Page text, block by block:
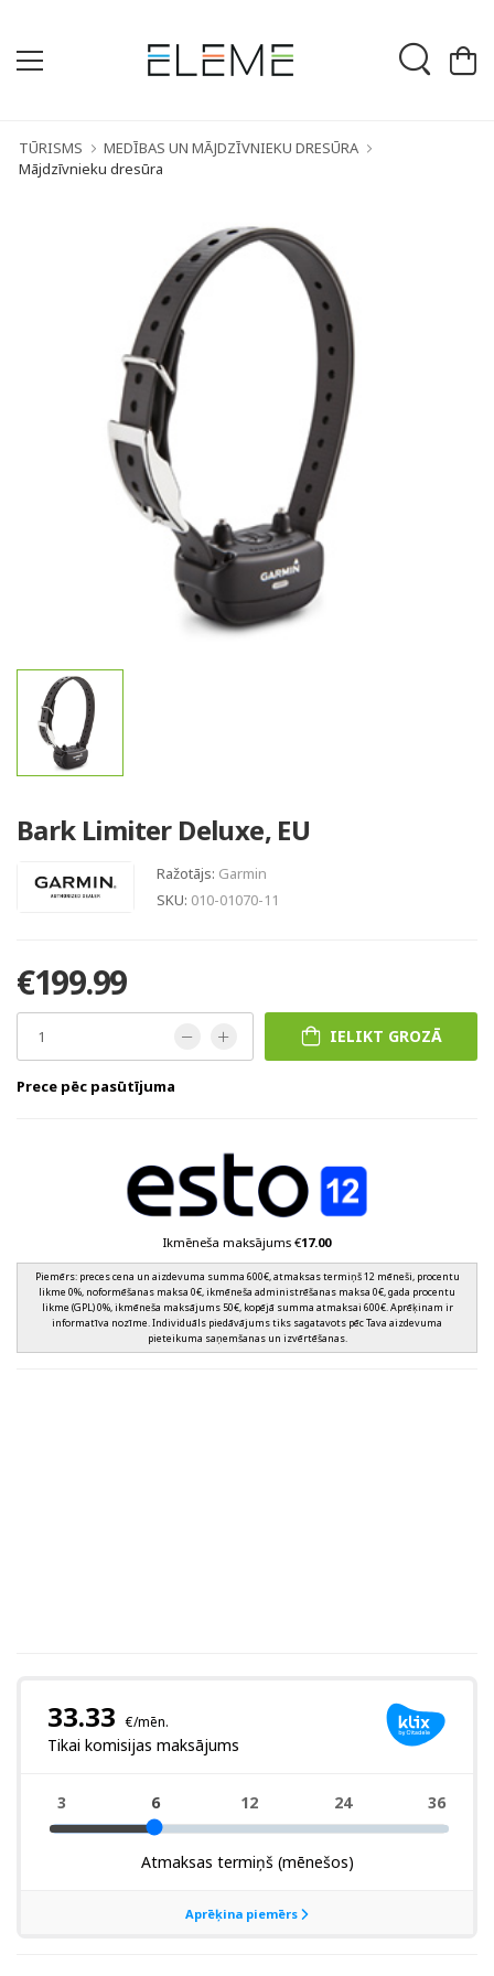
TŪRISMS
MEDĪBAS UN MĀJDZĪVNIEKU DRESŪRA
Mājdzīvnieku dresūra
Bark Limiter Deluxe, EU
Ražotājs: Garmin
SKU: 010-01070-11
€199.99
IELIKT GROZĀ
Prece pēc pasūtījuma
Ikmēneša maksājums €17.00
Piemērs: preces cena un aizdevuma summa 600€, atmaksas termiņš 12 mēneši, procentu
likme 0%, noformēšanas maksa 0€, ikmēneša administrēšanas maksa 0€, gada procentu
likme (GPL) 0%, ikmēneša maksājums 50€, kopējā summa atmaksai 600€. Aprēķinam ir
informatīva nozīme. Individuāls piedāvājums tiks sagatavots pēc Tava aizdevuma
pieteikuma saņemšanas un izvērtēšanas.